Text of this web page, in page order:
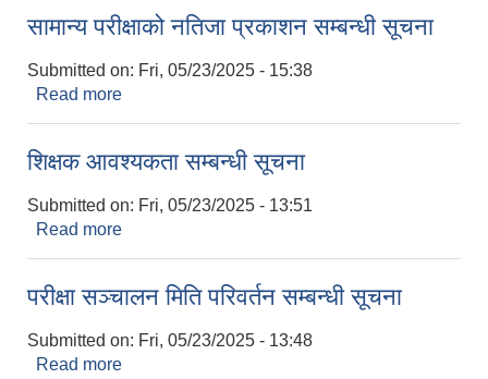
सामान्य परीक्षाको नतिजा प्रकाशन सम्बन्धी सूचना
Submitted on: Fri, 05/23/2025 - 15:38
Read more
शिक्षक आवश्यकता सम्बन्धी सूचना
Submitted on: Fri, 05/23/2025 - 13:51
Read more
परीक्षा सञ्चालन मिति परिवर्तन सम्बन्धी सूचना
Submitted on: Fri, 05/23/2025 - 13:48
Read more